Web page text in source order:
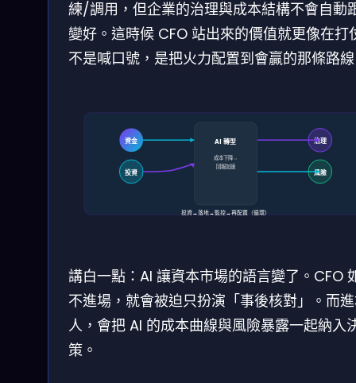
練/調用，但企業的治理與成本結構不會自動
變好。這時候 CFO 站出來的價值就更像在打
不是喊口號，是把火力配置到會贏的那條路
資金
投資
治理
風險
AI 轉型
成本下降→
回報加速
投資→落地→監控→再配置（循環）
講白一點：AI 讓資本市場的語言變了。CFO
不進場，就會被迫只扮演「事後核對」。而
人，會把 AI 的成本曲線與風險暴露一起納入
策。